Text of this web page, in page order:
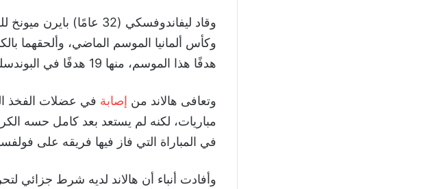
وقاد ليفاندوفسكي (32
هدفًا هذا الموسم، منها 19 هدفًا في البوندسليجا ليتصدر بها ترتيب الهدافين.
وتعافى هالاند من إصابة في عضلات الفخذ
مباريات، لكنه لم يستعد بعد كامل حسه
في المباراة التي فاز فيها فريقه على فولفسبورغ 2 – صفر